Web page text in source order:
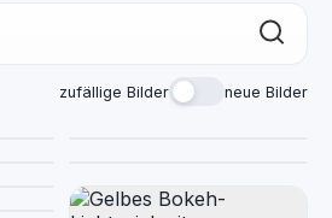
zufällige Bilder neue Bilder